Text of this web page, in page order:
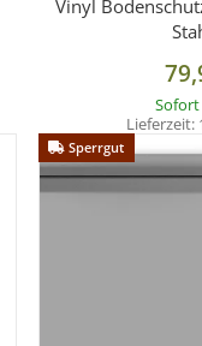
Vinyl
Lieferzeit:
Sperrgut